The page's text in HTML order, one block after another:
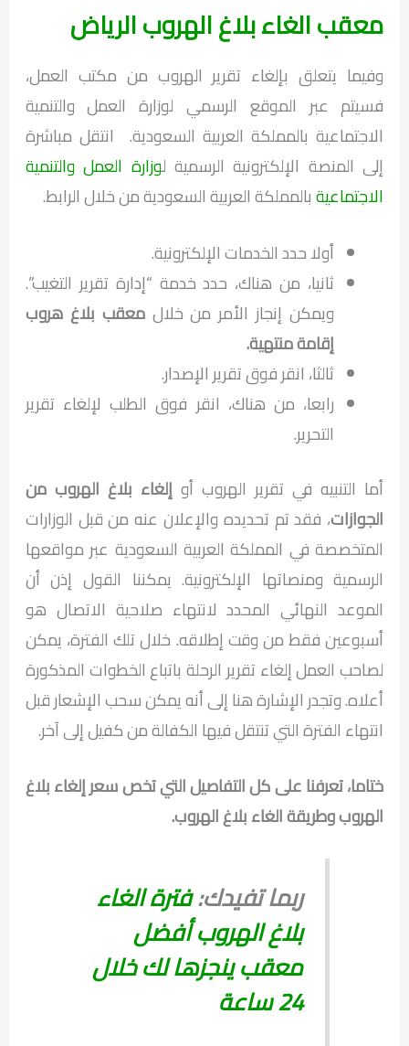
معقب الغاء بلاغ الهروب الرياض
وفيما يتعلق بإلغاء تقرير الهروب من مكتب العمل،
فسيتم عبر الموقع الرسمي لوزارة العمل والتنمية
الاجتماعية بالمملكة العربية السعودية. انتقل مباشرة
إلى المنصة الإلكترونية الرسمية لوزارة العمل والتنمية
الاجتماعيةبالمملكة العربية السعودية من خلال الرابط.
أولا حدد الخدمات الإلكترونية.
ثانيا، من هناك، حدد خدمة “إدارة تقرير التغيب”.
ويمكن إنجاز الأمر من خلالمعقب بلاغ هروب
إقامة منتهية.
ثالثا، انقر فوق تقرير الإصدار.
رابعا، من هناك، انقر فوق الطلب لإلغاء تقرير
التحرير.
أما التنبيه في تقرير الهروب أو إلغاء بلاغ الهروب من
الجوازات، فقد تم تحديده والإعلان عنه من قبل الوزارات
المتخصصة في المملكة العربية السعودية عبر مواقعها
الرسمية ومنصاتها الإلكترونية. يمكننا القول إذن أن
الموعد النهائي المحدد لانتهاء صلاحية الاتصال هو
أسبوعين فقط من وقت إطلاقه. خلال تلك الفترة، يمكن
لصاحب العمل إلغاء تقرير الرحلة باتباع الخطوات المذكورة
أعلاه. وتجدر الإشارة هنا إلى أنه يمكن سحب الإشعار قبل
انتهاء الفترة التي تنتقل فيها الكفالة من كفيل إلى آخر.
ختاما، تعرفنا على كل التفاصيل التي تخص سعر إلغاء بلاغ
الهروب وطريقة الغاء بلاغ الهروب.
ربما تفيدك:فترة الغاء
بلاغ الهروب أفضل
معقب ينجزها لك خلال
24 ساعة